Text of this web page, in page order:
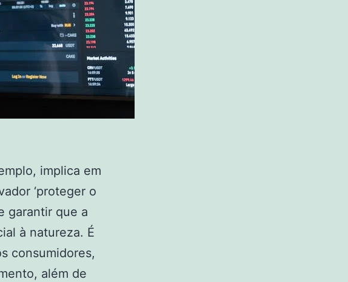
implica em
‘proteger o
garantir que a
à natureza. É
consumidores,
além de